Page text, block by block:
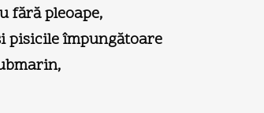
fără pleoape,
pisicile împungătoare